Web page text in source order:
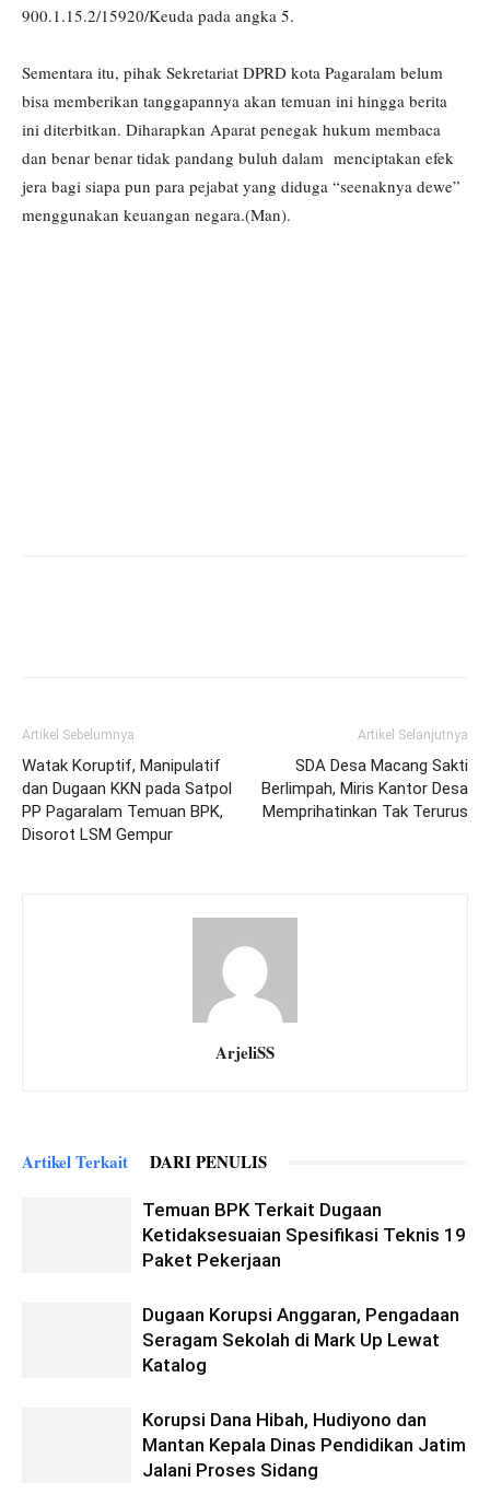
900.1.15.2/15920/Keuda pada angka 5.
Sementara itu, pihak Sekretariat DPRD kota Pagaralam belum
bisa memberikan tanggapannya akan temuan ini hingga berita
ini diterbitkan. Diharapkan Aparat penegak hukum membaca
dan benar benar tidak pandang buluh dalam menciptakan efek
jera bagi siapa pun para pejabat yang diduga “seenaknya dewe”
menggunakan keuangan negara.(Man).
Artikel Sebelumnya
Watak Koruptif, Manipulatif
dan Dugaan KKN pada Satpol
PP Pagaralam Temuan BPK,
Disorot LSM Gempur
Artikel Selanjutnya
SDA Desa Macang Sakti
Berlimpah, Miris Kantor Desa
Memprihatinkan Tak Terurus
ArjeliSS
Artikel Terkait DARI PENULIS
Temuan BPK Terkait Dugaan
Ketidaksesuaian Spesifikasi Teknis 19
Paket Pekerjaan
Dugaan Korupsi Anggaran, Pengadaan
Seragam Sekolah di Mark Up Lewat
Katalog
Korupsi Dana Hibah, Hudiyono dan
Mantan Kepala Dinas Pendidikan Jatim
Jalani Proses Sidang